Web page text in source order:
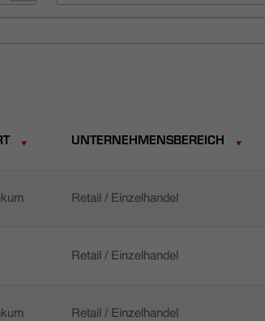
UNTERNEHMENSBEREICH
Retail / Einzelhandel
Retail / Einzelhandel
Retail / Einzelhandel